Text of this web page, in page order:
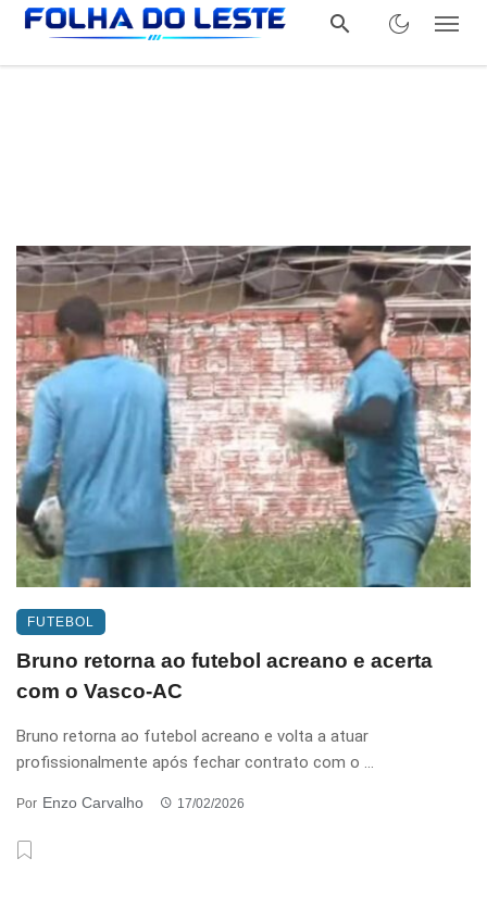
FUTEBOL
Bruno retorna ao futebol acreano e acerta
com o Vasco-AC
Bruno retorna ao futebol acreano e volta a atuar
profissionalmente após fechar contrato com o ...
Por Enzo Carvalho 17/02/2026